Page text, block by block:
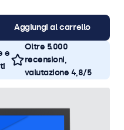
Aggiungi al carrello
e
Oltre 5.000
recensioni,
valutazione 4,8/5